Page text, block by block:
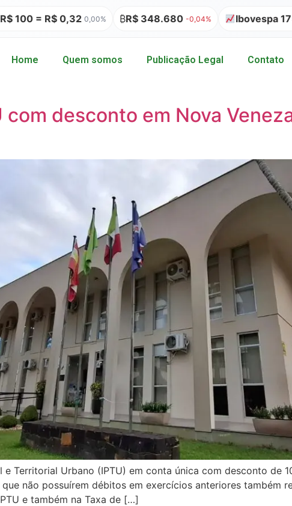
0,32 0,00% ₿R$ 348.680 -0,04% Ibovespa 175.546,36 -
Home Quem somos Publicação Legal Contato
com desconto em Nova
Territorial Urbano (IPTU) em conta única com desconto de
não possuírem débitos em exercícios anteriores também
e também na Taxa de […]